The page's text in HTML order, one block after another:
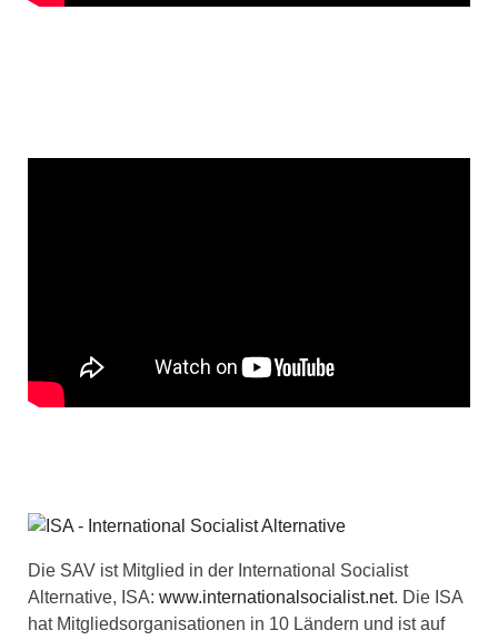
Die SAV ist Mitglied in der International Socialist
Alternative, ISA: www.internationalsocialist.net. Die ISA
hat Mitgliedsorganisationen in 10 Ländern und ist auf